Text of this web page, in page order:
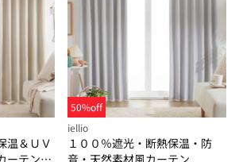
温＆ＵＶ
ーテンセ
50%off
iellio
１００％遮光・断熱保温・防
音・天然素材風カーテン